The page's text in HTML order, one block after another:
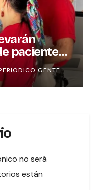
pacientes
GENTE
no será
están